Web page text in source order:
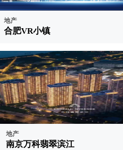
地产
合肥VR小镇
地产
南京万科翡翠滨江